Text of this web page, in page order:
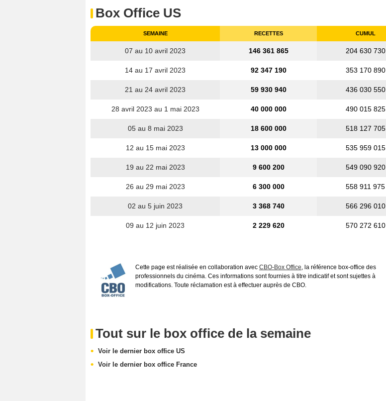
Box Office US
SEMAINE RECETTES CUMUL
07 au 10 avril 2023 146 361 865 204 630 730
14 au 17 avril 2023 92 347 190 353 170 890
21 au 24 avril 2023 59 930 940 436 030 550
28 avril 2023 au 1 mai 2023 40 000 000 490 015 825
05 au 8 mai 2023 18 600 000 518 127 705
12 au 15 mai 2023 13 000 000 535 959 015
19 au 22 mai 2023 9 600 200 549 090 920
26 au 29 mai 2023 6 300 000 558 911 975
02 au 5 juin 2023 3 368 740 566 296 010
09 au 12 juin 2023 2 229 620 570 272 610
Cette page est réalisée en collaboration avec CBO-Box Office, la référence box-office des
professionnels du cinéma. Ces informations sont fournies à titre indicatif et sont sujettes à
modifications. Toute réclamation est à effectuer auprès de CBO.
Tout sur le box office de la semaine
Voir le dernier box office US
Voir le dernier box office France